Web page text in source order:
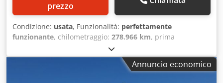
prezzo
Condizione: usata, Funzionalità: perfettamente
funzionante, chilometraggio: 278.966 km, prima
, Anno di produzione:
MERCEDES BENZ Actros 4144 B con betonpompa
Putzmeister 28m Dcjdpfx Anezr Eqvozok PrimaAnnuncio economico